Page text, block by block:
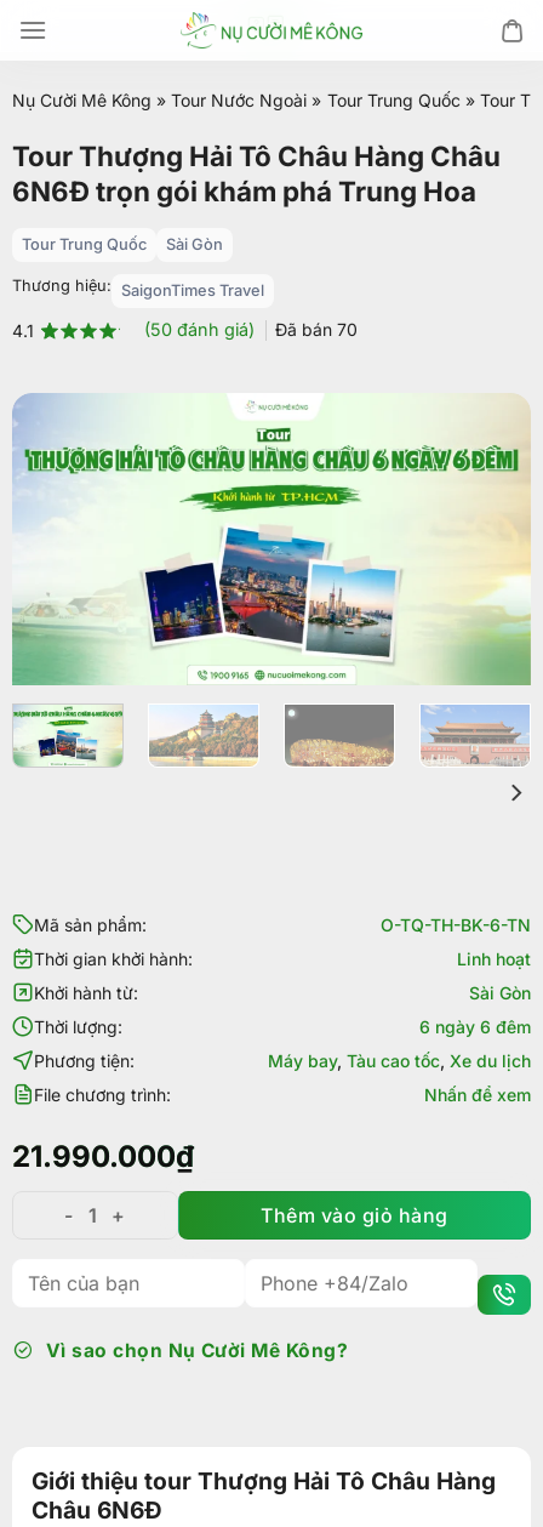
đến
dung
Nụ Cười Mê Kông » Tour Nước Ngoài » Tour Trung Quốc » Tour
Tour Thượng Hải Tô Châu Hàng Châu
6N6Đ trọn gói khám phá Trung Hoa
Tour Trung Quốc Sài Gòn
Thương hiệu: SaigonTimes Travel
4.1 (50đánh giá) Đã bán 70
Mã sản phẩm:
O-TQ-TH-BK-6-TN
Thời gian khởi hành:
Linh hoạt
Khởi hành từ:
Sài Gòn
Thời lượng:
6 ngày 6 đêm
Phương tiện:
Máy bay,Tàu cao tốc, Xe du lịch
File chương trình:
Nhấn để xem
21.990.000₫
Tour Thượng Hải Tô Châu Hàng Châu 6N6Đ trọn gói
Thêm vào giỏ hàng
Vì sao chọn Nụ Cười Mê Kông?
Giới thiệu tour Thượng Hải Tô Châu Hàng
Châu 6N6Đ